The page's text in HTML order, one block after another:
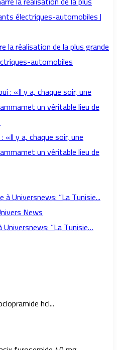
la réalisation de la plus grande
automobiles
y a, chaque soir, une
un véritable lieu de
Universnews: “La Tunisie…
hcl...